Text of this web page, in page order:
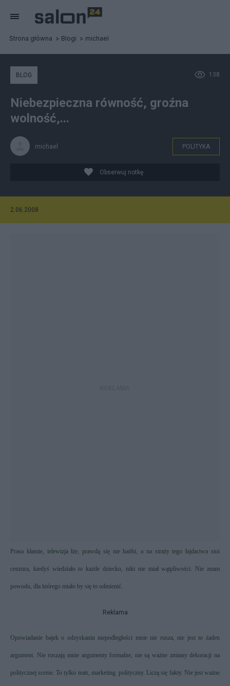
Strona główna Blogi michael
138
BLOG
Niebezpieczna równość, groźna
wolność,...
michael POLITYKA
Obserwuj notkę
2.06.2008
Prasa kłamie, telewizja łże, prawdą się nie hańbi, a na straży tego łajdactwa stoi
cenzura, kiedyś wiedziało to każde dziecko, nikt nie miał wątpliwości. Nie znam
powodu, dla którego miało by się to odmienić.
Reklama
Opowiadanie bajek o odzyskaniu niepodległości mnie nie rusza, nie jest to żaden
argument. Nie ruszają mnie argumenty formalne, nie są ważne zmiany dekoracji na
politycznej scenie. To tylko teatr, marketing polityczny. Liczą się fakty. Nie jest ważne